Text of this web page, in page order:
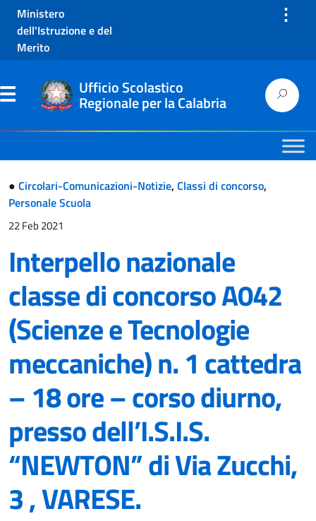
Ministero
dell'Istruzione e del
Merito
⋮
Ufficio Scolastico
Regionale per la Calabria
● Circolari-Comunicazioni-Notizie, Classi di concorso,
Personale Scuola
22 Feb 2021
Interpello nazionale
classe di concorso A042
(Scienze e Tecnologie
meccaniche) n. 1 cattedra
– 18 ore – corso diurno,
presso dell’I.S.I.S.
“NEWTON” di Via Zucchi,
3 , VARESE.